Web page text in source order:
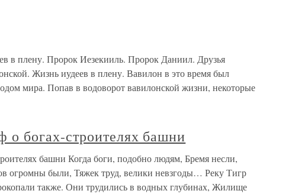
в плену. Пророк Иезекииль. Пророк Даниил. Друзья
Жизнь иудеев в плену. Вавилон в это время был
мира. Попав в водоворот вавилонской жизни, некоторые
о богах-строителях башни
башни Когда боги, подобно людям, Бремя несли,
огромны были, Тяжек труд, велики невзгоды… Реку Тигр
также. Они трудились в водных глубинах, Жилище